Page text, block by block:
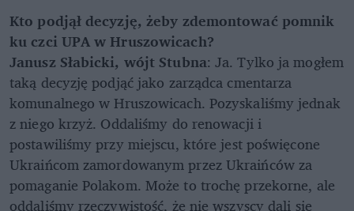
Kto podjął decyzję, żeby zdemontować pomnik
ku czci UPA w Hruszowicach?
Janusz Słabicki, wójt Stubna: Ja. Tylko ja mogłem
taką decyzję podjąć jako zarządca cmentarza
komunalnego w Hruszowicach. Pozyskaliśmy jednak
z niego krzyż. Oddaliśmy do renowacji i
postawiliśmy przy miejscu, które jest poświęcone
Ukraińcom zamordowanym przez Ukraińców za
pomaganie Polakom. Może to trochę przekorne, ale
oddaliśmy rzeczywistość, że nie wszyscy dali się